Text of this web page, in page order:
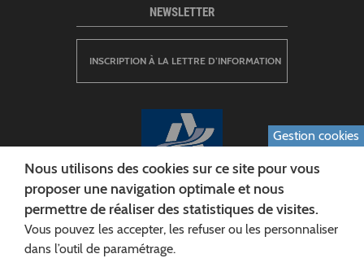
CONSEIL DÉPARTEMENTAL DE L'AISNE
Siège :
NEWSLETTER
INSCRIPTION À LA LETTRE D’INFORMATION
Gestion cookies
Nous utilisons des cookies sur ce site pour vous
proposer une navigation optimale et nous
permettre de réaliser des statistiques de visites.
Vous pouvez les accepter, les refuser ou les personnaliser
dans l’outil de paramétrage.